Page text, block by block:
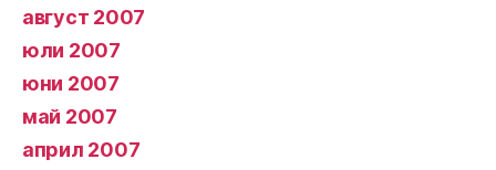
август 2007
юли 2007
юни 2007
май 2007
април 2007